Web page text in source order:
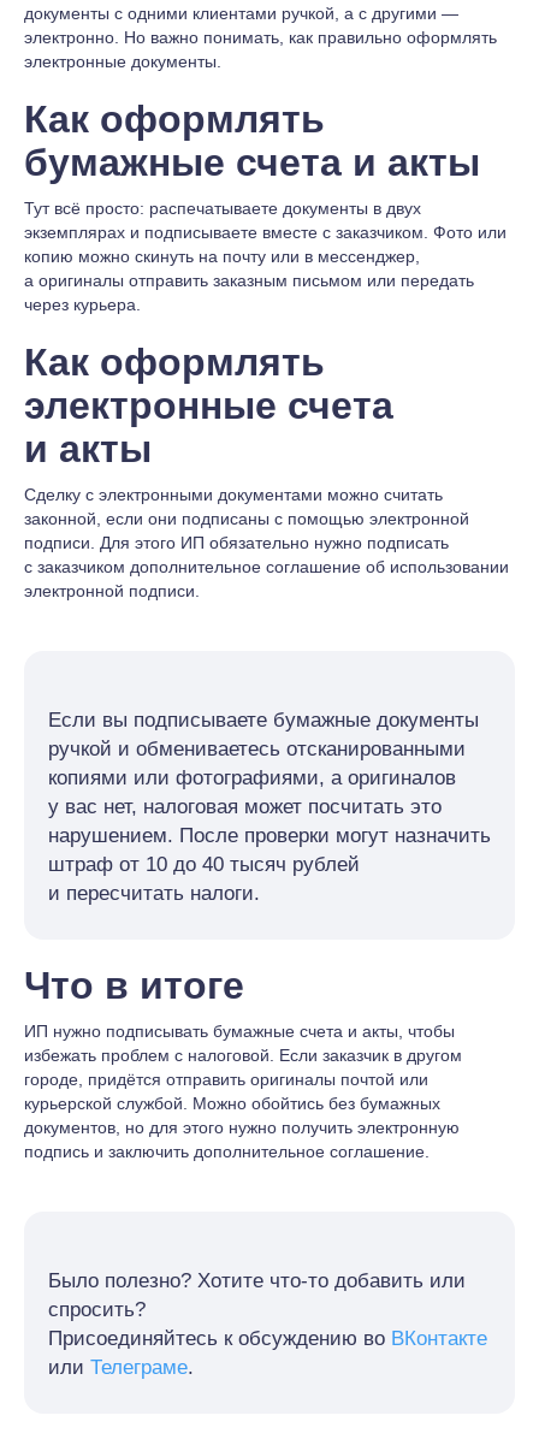
документы с одними клиентами ручкой, а с другими —
электронно. Но важно понимать, как правильно оформлять
электронные документы.
Как оформлять
бумажные счета и акты
Тут всё просто: распечатываете документы в двух
экземплярах и подписываете вместе с заказчиком. Фото или
копию можно скинуть на почту или в мессенджер,
а оригиналы отправить заказным письмом или передать
через курьера.
Как оформлять
электронные счета
и акты
Сделку с электронными документами можно считать
законной, если они подписаны с помощью электронной
подписи. Для этого ИП обязательно нужно подписать
с заказчиком дополнительное соглашение об использовании
электронной подписи.
Если вы подписываете бумажные документы
ручкой и обмениваетесь отсканированными
копиями или фотографиями, а оригиналов
у вас нет, налоговая может посчитать это
нарушением. После проверки могут назначить
штраф от 10 до 40 тысяч рублей
и пересчитать налоги.
Что в итоге
ИП нужно подписывать бумажные счета и акты, чтобы
избежать проблем с налоговой. Если заказчик в другом
городе, придётся отправить оригиналы почтой или
курьерской службой. Можно обойтись без бумажных
документов, но для этого нужно получить электронную
подпись и заключить дополнительное соглашение.
Было полезно? Хотите что-то добавить или
спросить?
Присоединяйтесь к обсуждению во ВКонтакте
или Телеграме.